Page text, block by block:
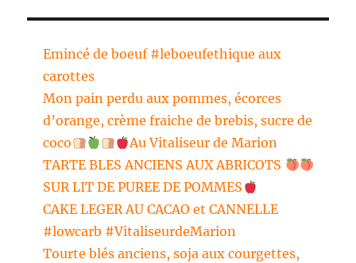
Emincé de boeuf #leboeufethique aux
carottes
Mon pain perdu aux pommes, écorces
d’orange, crème fraiche de brebis, sucre de
coco
Au Vitaliseur de Marion
TARTE BLES ANCIENS AUX ABRICOTS
SUR LIT DE PUREE DE POMMES
CAKE LEGER AU CACAO et CANNELLE
#lowcarb #VitaliseurdeMarion
Tourte blés anciens, soja aux courgettes,